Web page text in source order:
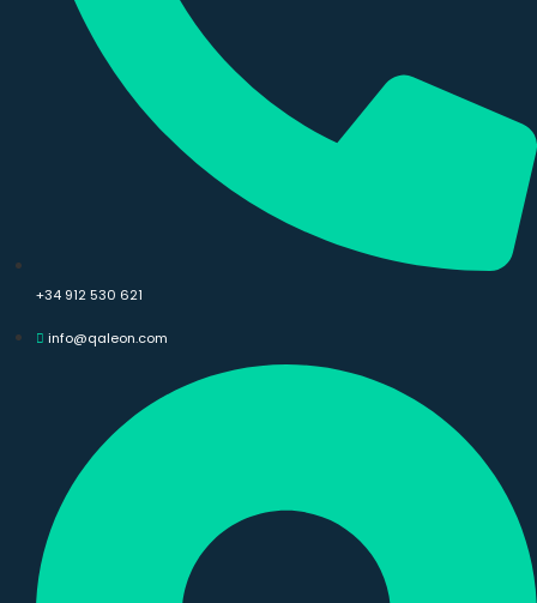
+34 912 530 621
info@qaleon.com